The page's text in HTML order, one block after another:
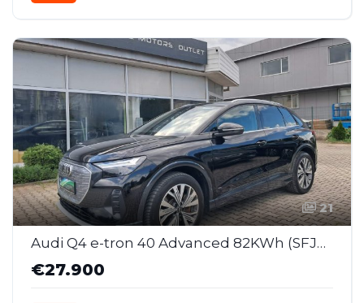
21
Audi Q4 e-tron 40 Advanced 82KWh (SFJ029)
€27.900